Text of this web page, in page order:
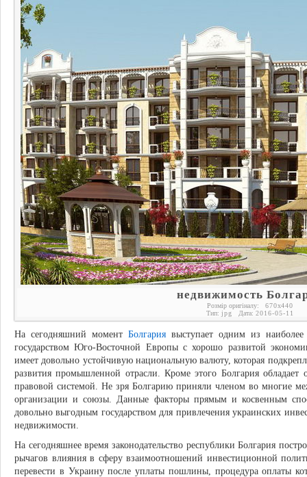
недвижимость
Розмір оригіналу: 670x440
Тип: jpg Дата: 2016-05-11
На сегодняшний момент Болгария выступает одним из
государством Юго-Восточной Европы с хорошо развитой
имеет довольно устойчивую национальную валюту, которая
развития промышленной отрасли. Кроме этого Болгария обладает
правовой системой. Не зря Болгарию приняли членом во многие
организации и союзы. Данные факторы прямым и косвенным
довольно выгодным государством для привлечения украинских
недвижимости.
На сегодняшнее время законодательство республики Болгария
рычагов влияния в сферу взаимоотношений инвестиционной
перевести в Украину после уплаты пошлины, процедура оплаты